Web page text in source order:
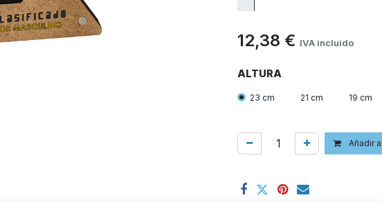
12,38 € IVA incluido
ALTURA
23 cm 21 cm 19 cm
Añadir